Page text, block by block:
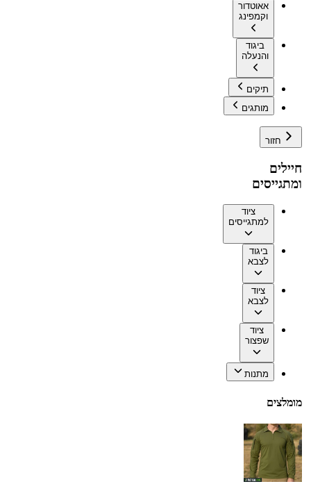
אאוטדור
וקמפינג
ביגוד
והנעלה
תיקים
מותגים
חזור
חיילים
ומתגייסים
ציוד
למתגייסים
ביגוד
לצבא
ציוד
לצבא
ציוד
שפצור
מתנות
מומלצים